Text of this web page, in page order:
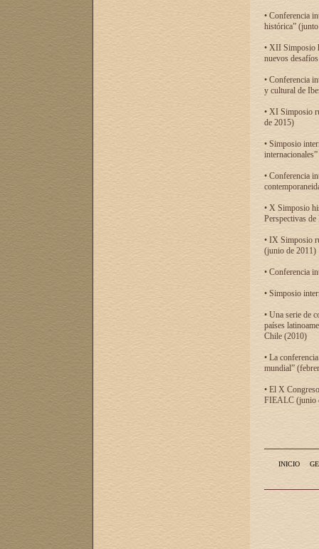
• Conferencia
histórica”
• XII Simposio
nuevos
• Conferencia
y cultural de
• XI Simposio
de 2015)
• Simposio
• Conferencia
• X Simposio
Perspectivas
• IX Simposio
(junio de 2011)
• Conferencia
• Simposio
• Una serie de
países
Chile (2010)
• La
mundial”
• El X
FIEALC (junio
INICIO